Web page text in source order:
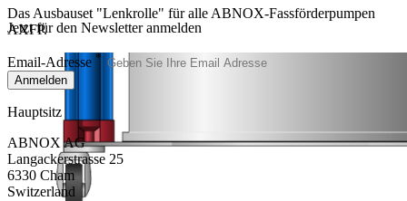
Das Ausbauset "Lenkrolle" für alle ABNOX-Fassförderpumpen
AXFP.
Jetzt für den Newsletter anmelden
Email-Adresse *
Anmelden
Hauptsitz
ABNOX AG
Langackerstrasse 25
6330 Cham
Switzerland